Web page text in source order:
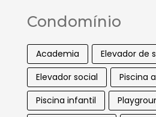
Condomínio
Academia
Elevador de
Elevador social
Piscina
Piscina infantil